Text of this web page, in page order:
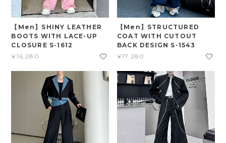
【Men】SHINY LEATHER
BOOTS WITH LACE-UP
CLOSURE S-1612
¥16,280
【Men】STRUCTURED
COAT WITH CUTOUT
BACK DESIGN S-1543
¥17,280